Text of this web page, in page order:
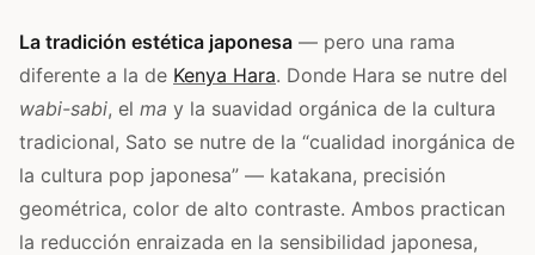
La tradición estética japonesa — pero una rama
diferente a la de Kenya Hara. Donde Hara se nutre del
wabi-sabi, el ma y la suavidad orgánica de la cultura
tradicional, Sato se nutre de la “cualidad inorgánica de
la cultura pop japonesa” — katakana, precisión
geométrica, color de alto contraste. Ambos practican
la reducción enraizada en la sensibilidad japonesa,